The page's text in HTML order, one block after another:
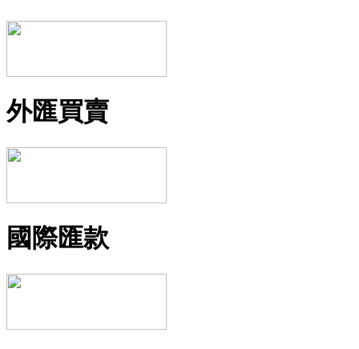
外匯買賣
國際匯款